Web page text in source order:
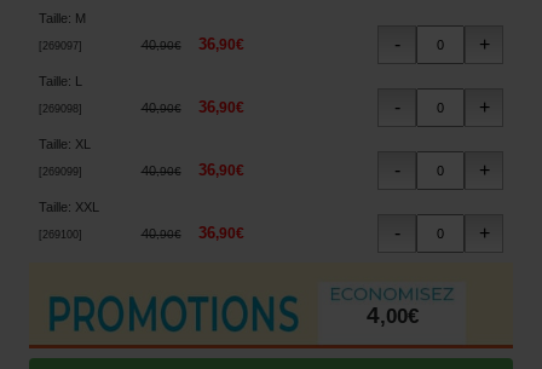
Taille: M
269097] 40,90€ 36,90€
Taille:
269098 ] 40,90€ 36,90€
Taille: XL
269099] 40,90€ 36,90€
Taille: XXL
269100] 40,90€ 36,90€
4,00€